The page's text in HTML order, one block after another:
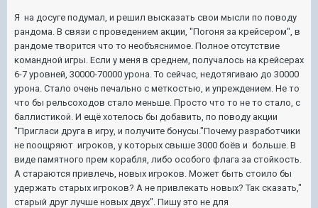
Я на досуге подумал, и решил высказать свои мысли по поводу
рандома. В связи с проведением акции, "Погоня за крейсером", в
рандоме творится что то необъяснимое. Полное отсутствие
командной игры. Если у меня в среднем, получалось на крейсерах
6-7 уровней, 30000-70000 урона. То сейчас, недотягиваю до 30000
урона. Стало очень печально с меткостью, и упреждением. Не то
что бы рельсоходов стало меньше. Просто что то не то стало, с
баллистикой. И ещё хотелось бы добавить, по поводу акции
"Пригласи друга в игру, и получите бонусы."Почему разработчики
не поощряют игроков, у которых свыше 3000 боёв и больше. В
виде памятного прем корабля, либо особого флага за стойкость.
А стараются привлечь, новых игроков. Может быть стоило бы
удержать старых игроков? А не привлекать новых? Так сказать,"
старый друг лучше новых двух". Пишу это не для